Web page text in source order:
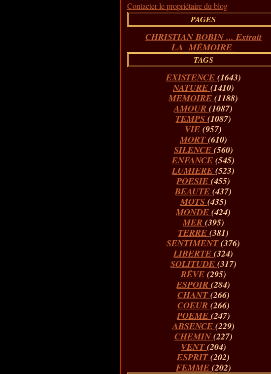
Contacter le propriétaire du blog
PAGES
CHRISTIAN BOBIN ... Extrait
LA MÉMOIRE
TAGS
EXISTENCE (1643)
NATURE (1410)
MEMOIRE(1188)
AMOUR(1087)
TEMPS(1087)
VIE(957)
MORT(610)
SILENCE (560)
ENFANCE(545)
LUMIERE(523)
POESIE(455)
BEAUTE(437)
MOTS (435)
MONDE(424)
MER (395)
TERRE(381)
SENTIMENT(376)
LIBERTE(324)
SOLITUDE (317)
RÊVE (295)
ESPOIR(284)
CHANT(266)
COEUR (266)
POEME (247)
ABSENCE (229)
CHEMIN(227)
VENT(204)
ESPRIT(202)
FEMME (202)